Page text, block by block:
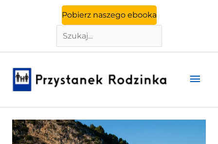
Pobierz naszego ebooka
Szukaj